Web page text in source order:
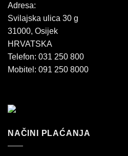
Adresa:
Svilajska ulica 30 g
31000, Osijek
HRVATSKA
Telefon: 031 250 800
Mobitel: 091 250 8000
NAČINI PLAĆANJA